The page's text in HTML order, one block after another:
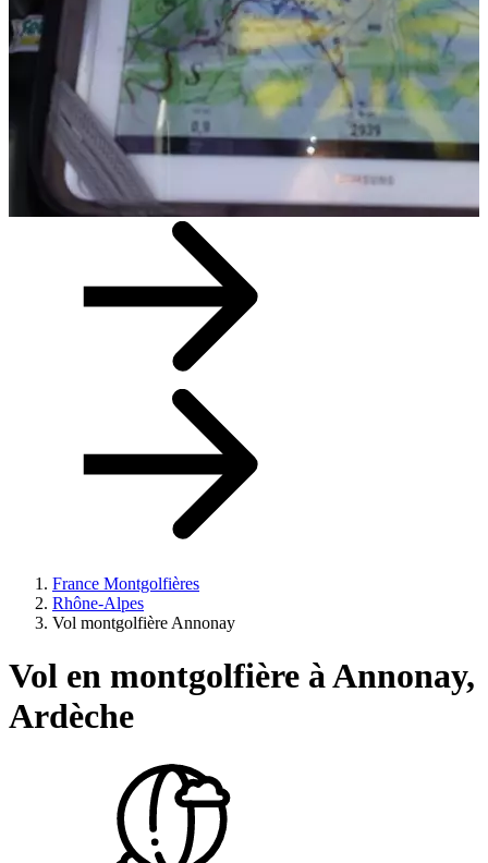
France Montgolfières
Rhône-Alpes
Vol montgolfière Annonay
Vol en montgolfière àAnnonay,
Ardèche